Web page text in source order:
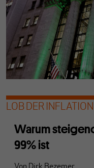
LOB DER INFLATION
Warum
99% ist